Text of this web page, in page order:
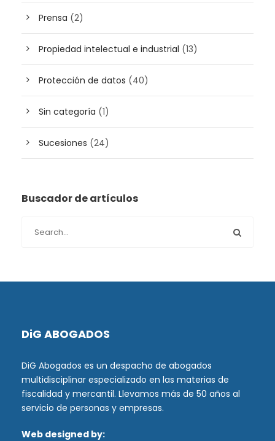
Prensa (2)
Propiedad intelectual e industrial (13)
Protección de datos (40)
Sin categoría (1)
Sucesiones (24)
Buscador de artículos
DiG ABOGADOS
DiG Abogados es un despacho de abogados
multidisciplinar especializado en las materias de
fiscalidad y mercantil. Llevamos más de 50 años al
servicio de personas y empresas.
Web designed by: